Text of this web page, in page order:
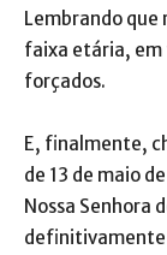
Lembrando
faixa etária, em
forçados.
E, finalmente,
de 13 de maio
Nossa Senhora
definitivamente